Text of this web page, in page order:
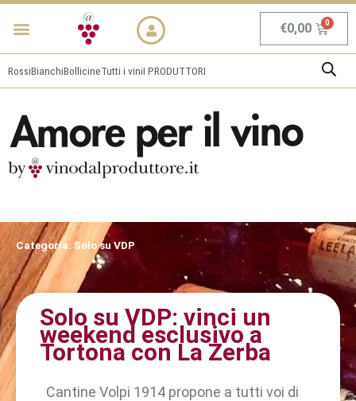
Vai
Menu €0,00
RossiBianchiBollicineTutti i viniI PRODUTTORI
Categoria: Solo su VDP
Solo su VDP: vinci un
weekend esclusivo a
Tortona con La Zerba
Cantine Volpi 1914 propone a tutti voi di